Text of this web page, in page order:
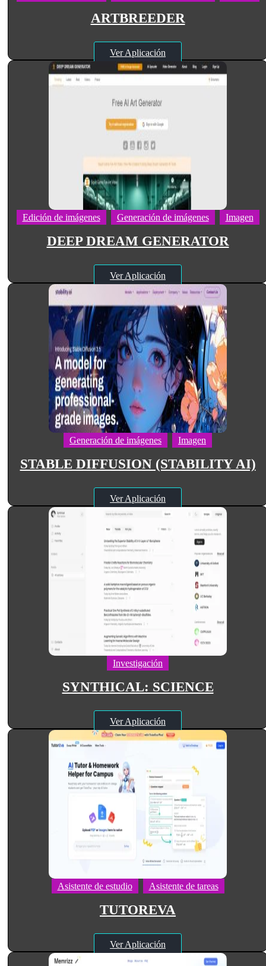
ARTBREEDER
Ver Aplicación
Edición de imágenes Generación de imágenes Imagen
DEEP DREAM GENERATOR
Ver Aplicación
Generación de imágenes Imagen
STABLE DIFFUSION (STABILITY AI)
Ver Aplicación
Investigación
SYNTHICAL: SCIENCE
Ver Aplicación
Asistente de estudio Asistente de tareas
TUTOREVA
Ver Aplicación